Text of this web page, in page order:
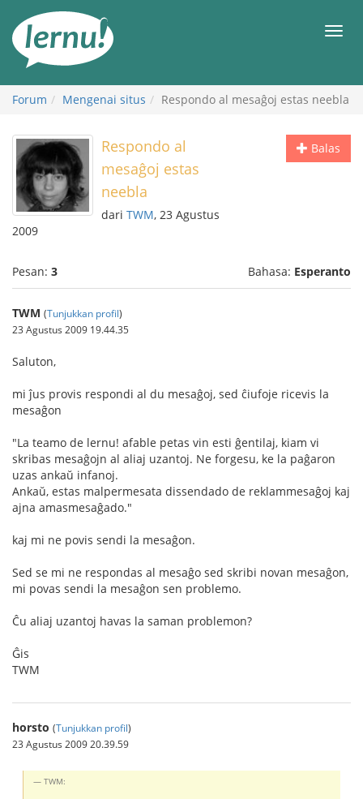
daftar
Forum Mengenai situs Respondo al mesaĝoj estas neebla
Balas
Respondo al
mesaĝoj estas
neebla
dari TWM, 23 Agustus
2009
Pesan: 3 Bahasa: Esperanto
TWM (Tunjukkan profil)
23 Agustus 2009 19.44.35
Saluton,
mi ĵus provis respondi al du mesaĝoj, sed ĉiufoje ricevis la
mesaĝon
"La teamo de lernu! afable petas vin esti ĝentilaj, kiam vi
skribas mesaĝojn al aliaj uzantoj. Ne forgesu, ke la paĝaron
uzas ankaŭ infanoj.
Ankaŭ, estas malpermesata dissendado de reklammesaĝoj kaj
ajna amasmesaĝado."
kaj mi ne povis sendi la mesaĝon.
Sed se mi ne respondas al mesaĝo sed skribi novan mesaĝon,
mi povas sendi la mesaĝon sen problemo.
Ĉu aliaj uzantoj havas la saman problemon?
Ĝis
TWM
horsto (Tunjukkan profil)
23 Agustus 2009 20.39.59
TWM: